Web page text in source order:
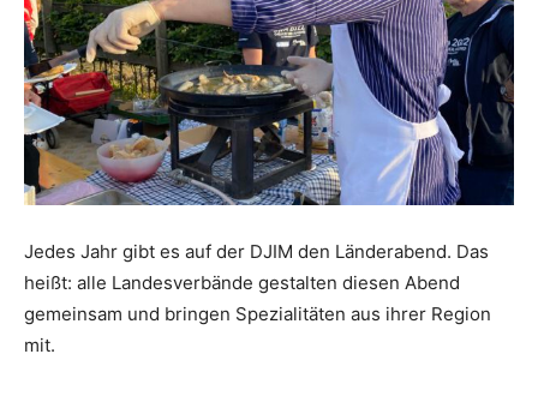
Jedes Jahr gibt es auf der DJIM den Länderabend. Das
heißt: alle Landesverbände gestalten diesen Abend
gemeinsam und bringen Spezialitäten aus ihrer Region
mit.